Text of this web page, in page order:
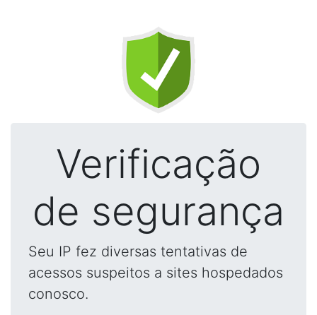
Verificação
de segurança
Seu IP fez diversas tentativas de
acessos suspeitos a sites hospedados
conosco.